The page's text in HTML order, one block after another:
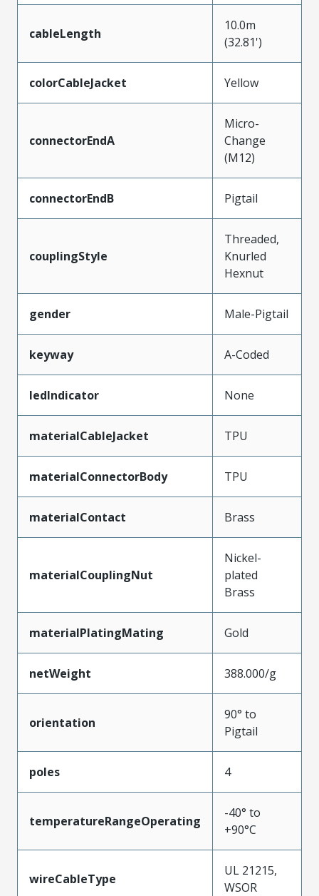
cableLength
10.0m
(32.81')
colorCableJacket Yellow
connectorEndA
Micro-
Change
(M12)
connectorEndB Pigtail
couplingStyle
Threaded,
Knurled
Hexnut
gender Male-Pigtail
keyway A-Coded
ledIndicator None
materialCableJacket TPU
materialConnectorBody TPU
materialContact Brass
materialCouplingNut
Nickel-
plated
Brass
materialPlatingMating Gold
netWeight 388.000/g
orientation
90° to
Pigtail
poles 4
temperatureRangeOperating
-40° to
+90°C
wireCableType
UL 21215,
WSOR